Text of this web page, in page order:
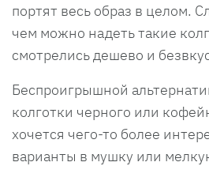
портят весь образ в целом.
чем можно надеть такие
смотрелись дешево и
Беспроигрышной
колготки черного или
хочется чего-то более
варианты в мушку или